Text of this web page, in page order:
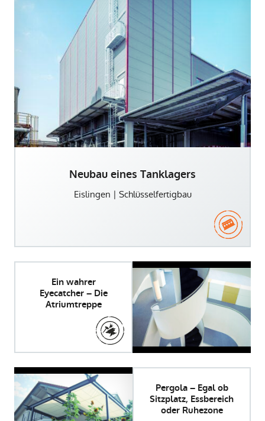
Neubau eines Tanklagers
Eislingen | Schlüsselfertigbau
Ein wahrer
Eyecatcher – Die
Atriumtreppe
Pergola – Egal ob
Sitzplatz, Essbereich
oder Ruhezone